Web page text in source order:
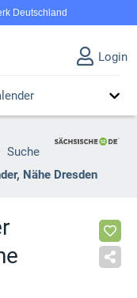
Deutschland
Login
Suche
Nähe Dresden